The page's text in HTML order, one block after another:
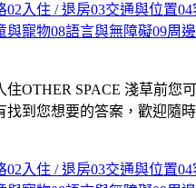
02 入住 / 退房03交通與位置04
與寵物08語言與無障礙09周
住OTHER SPACE 淺草前您
找到您想要的答案，歡迎隨
02 入住 / 退房03交通與位置04